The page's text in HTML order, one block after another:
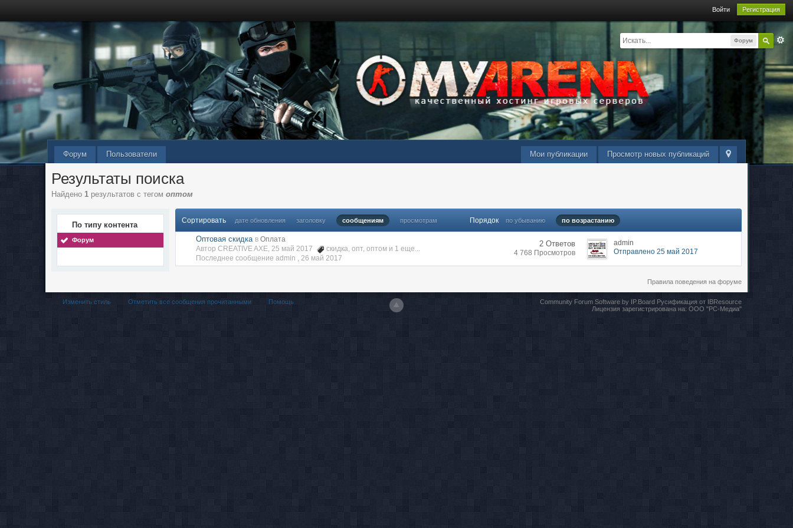
Войти Регистрация
Форум
Просмотр новых публикаций
Мои публикации
Форум Пользователи
Результаты поиска
Найдено 1 результатов с тегомоптом
По типу контента
Форум
Сортировать дате обновления заголовку сообщениям просмотрам Порядок по убыванию по возрастанию
Оптовая скидка в Оплата
Автор CREATIVE AXE, 25 май 2017
скидка,опт,оптом и 1 еще...
Последнее сообщение admin ,26 май 2017
2 Ответов
4 768 Просмотров
admin
Отправлено 25 май 2017
Правила поведения на форуме
Изменить стиль Отметить все сообщения прочитанными Помощь Community Forum Software by IP.BoardРусификация от IBResource
Лицензия зарегистрирована на: ООО "РС-Медиа"